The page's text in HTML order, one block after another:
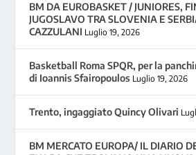
BM DA EUROBASKET / JUNIORES,
JUGOSLAVO TRA SLOVENIA E
CAZZULANI Luglio 19, 2026
Basketball Roma SPQR, per la
di Ioannis Sfairopoulos Luglio 19, 2026
Trento, ingaggiato Quincy Olivari
BM MERCATO EUROPA/ IL DIARIO